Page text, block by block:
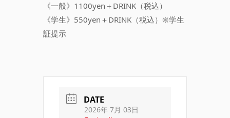
《一般》1100yen＋DRINK（税込）
《学生》550yen＋DRINK（税込）※学生
証提示
DATE
2026年 7月 03日